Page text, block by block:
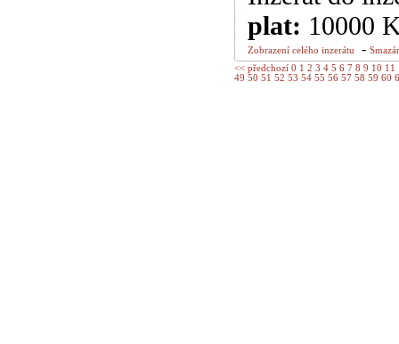
plat: 10000
Zobrazení celého inzerátu -
<< předchozí 0 1 2 3 4 5 6 7 8 9 10 11
49 50 51 52 53 54 55 56 57 58 59 60